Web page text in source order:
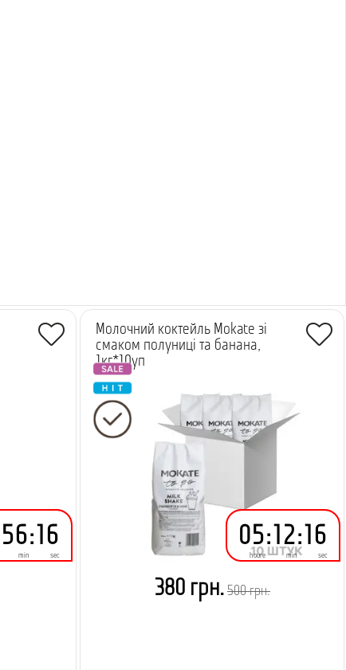
56
min
: 15
sec
Молочний коктейль Mokate зі
смаком полуниці та банана,
1кг*10уп
05
houre
: 12
min
: 15
sec
380 грн. 500 грн.